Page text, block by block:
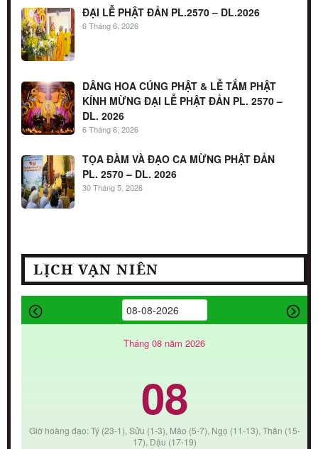
ĐẠI LỄ PHẬT ĐẢN PL.2570 – DL.2026
6 Tháng 6, 2026
DÂNG HOA CÚNG PHẬT & LỄ TẮM PHẬT
KÍNH MỪNG ĐẠI LỄ PHẬT ĐẢN PL. 2570 –
DL. 2026
6 Tháng 6, 2026
TỌA ĐÀM VÀ ĐẠO CA MỪNG PHẬT ĐẢN
PL. 2570 – DL. 2026
30 Tháng 5, 2026
LỊCH VẠN NIÊN
Tháng 08 năm 2026
08
Giờ hoàng đạo: Tý (23-1), Sửu (1-3), Mão (5-7), Ngọ (11-13), Thân (15-
17), Dậu (17-19)